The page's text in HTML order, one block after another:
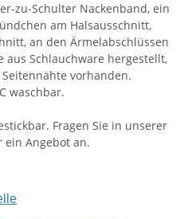
zu-Schulter Nackenband, ein
am Halsausschnitt,
an den Ärmelabschlüssen
aus Schlauchware hergestellt,
vorhanden.
waschbar.
Fragen Sie in unserer
ein Angebot an.